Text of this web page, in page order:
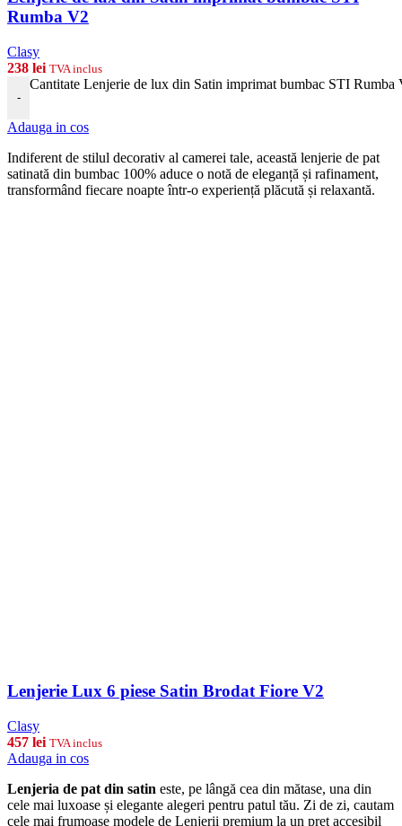
Rumba V2
Clasy
238 lei TVA inclus
-
Cantitate Lenjerie de lux din Satin imprimat bumbac STI Rumba
Adauga in cos
Indiferent de stilul decorativ al camerei tale, această lenjerie de pat
satinată din bumbac 100% aduce o notă de eleganță și rafinament,
transformând fiecare noapte într-o experiență plăcută și relaxantă.
Lenjerie Lux 6 piese Satin Brodat Fiore V2
Clasy
457 lei TVA inclus
Adauga in cos
Lenjeria de pat din satin este, pe lângă cea din mătase, una din
cele mai luxoase și elegante alegeri pentru patul tău. Zi de zi, cautam
cele mai frumoase modele de Lenjerii premium la un pret accesibil